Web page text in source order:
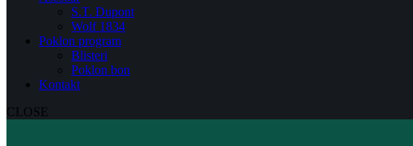
S.T. Dupont
Wolf 1834
Poklon program
Blisteri
Poklon bon
Kontakt
CLOSE